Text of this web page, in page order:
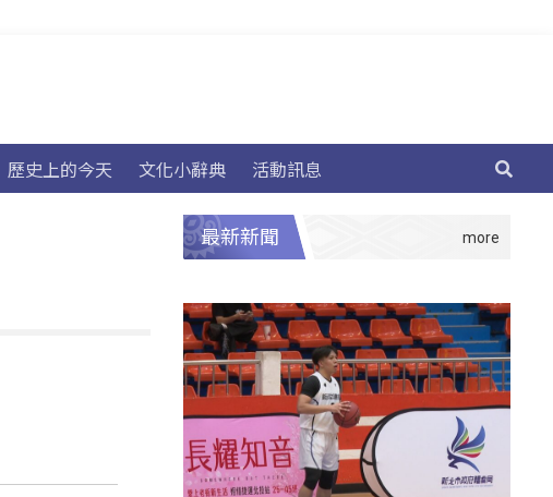
歷史上的今天 文化小辭典 活動訊息
最新新聞